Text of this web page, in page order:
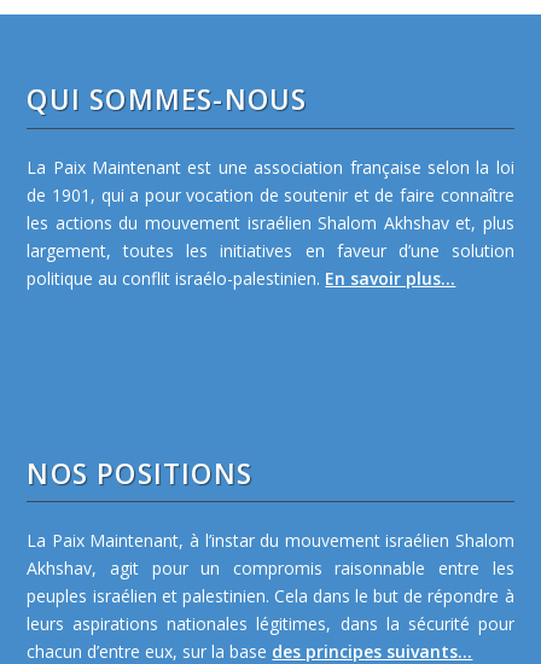
QUI SOMMES-NOUS
La Paix Maintenant est une association française selon la loi
de 1901, qui a pour vocation de soutenir et de faire connaître
les actions du mouvement israélien Shalom Akhshav et, plus
largement, toutes les initiatives en faveur d’une solution
politique au conflit israélo-palestinien. En savoir plus...
NOS POSITIONS
La Paix Maintenant, à l’instar du mouvement israélien Shalom
Akhshav, agit pour un compromis raisonnable entre les
peuples israélien et palestinien. Cela dans le but de répondre à
leurs aspirations nationales légitimes, dans la sécurité pour
chacun d’entre eux, sur la base des principes suivants...